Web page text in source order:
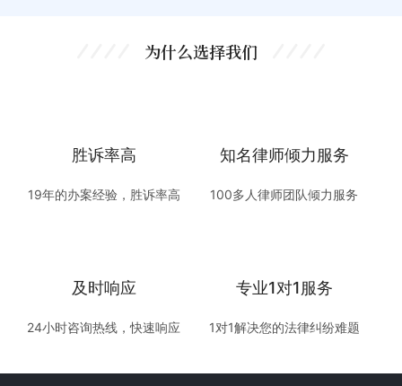
为什么选择我们
胜诉率高
19年的办案经验，胜诉率高
知名律师倾力服务
100多人律师团队倾力服务
及时响应
24小时咨询热线，快速响应
专业1对1服务
1对1解决您的法律纠纷难题